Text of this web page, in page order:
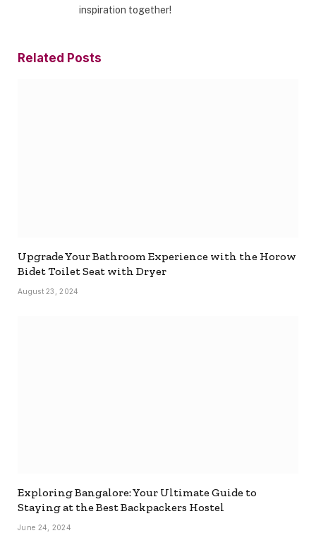
inspiration together!
Related Posts
Upgrade Your Bathroom Experience with the Horow
Bidet Toilet Seat with Dryer
August 23, 2024
Exploring Bangalore: Your Ultimate Guide to
Staying at the Best Backpackers Hostel
June 24, 2024